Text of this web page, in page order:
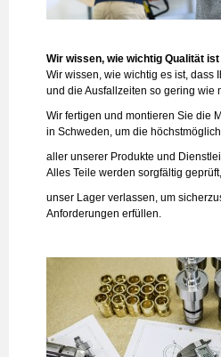
Wir wissen, wie wichtig Qualität ist
Wir wissen, wie wichtig es ist, dass
und die Ausfallzeiten so gering wie
Wir fertigen und montieren Sie die
in Schweden, um die
aller unserer Produkte und
Alles Teile werden sorgfältig
unser Lager verlassen, um
Anforderungen erfüllen.